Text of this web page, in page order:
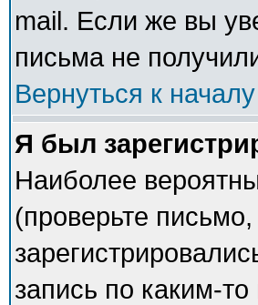
mail. Если же вы
письма не
Вернуться к началу
Я был
Наиболее
(проверьте
запись по каким-